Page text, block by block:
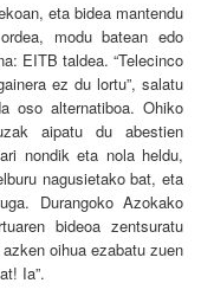
eta bidea mantendu
modu batean edo
EITB taldea. “Telecinco
ez du lortu”, salatu
oso alternatiboa. Ohiko
aipatu du abestien
nondik eta nola heldu,
nagusietako bat, eta
Durangoko Azokako
bideoa zentsuratu
oihua ezabatu zuen
Ia”.